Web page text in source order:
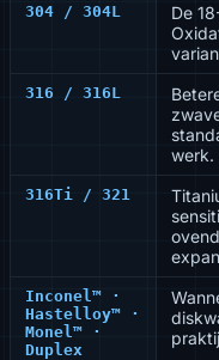
304 / 304L
De
316 / 316L
werk.
316Ti / 321
Inconel™ ·
Hastelloy™ ·
Monel™ ·
Duplex